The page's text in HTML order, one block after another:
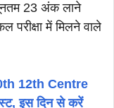
23 अंक लाने
परीक्षा में मिलने वाले
12th Centre
इस दिन से करें